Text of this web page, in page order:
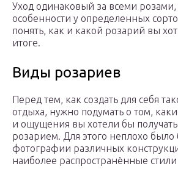
Уход одинаковый за всеми розами,
особенности у определенных
понять, как и какой розарий вы
итоге.
Виды розариев
Перед тем, как создать для себя
отдыха, нужно подумать о том,
и ощущения вы хотели бы
розарием. Для этого неплохо было
фотографии различных
наиболее распространённые